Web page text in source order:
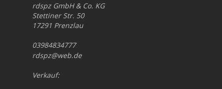
rdspz GmbH & Co. KG
Stettiner Str. 50
17291 Prenzlau
03984834777
rdspz@web.de
Verkauf: